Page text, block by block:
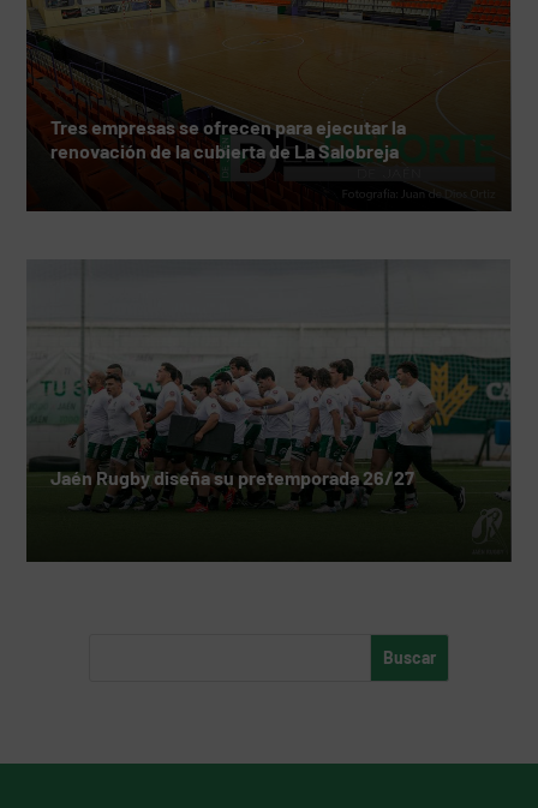
Tres empresas se ofrecen para ejecutar la
renovación de la cubierta de La Salobreja
Jaén Rugby diseña su pretemporada 26/27